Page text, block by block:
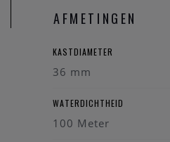
AFMETINGEN
KASTDIAMETER
36 mm
WATERDICHTHEID
100 Meter